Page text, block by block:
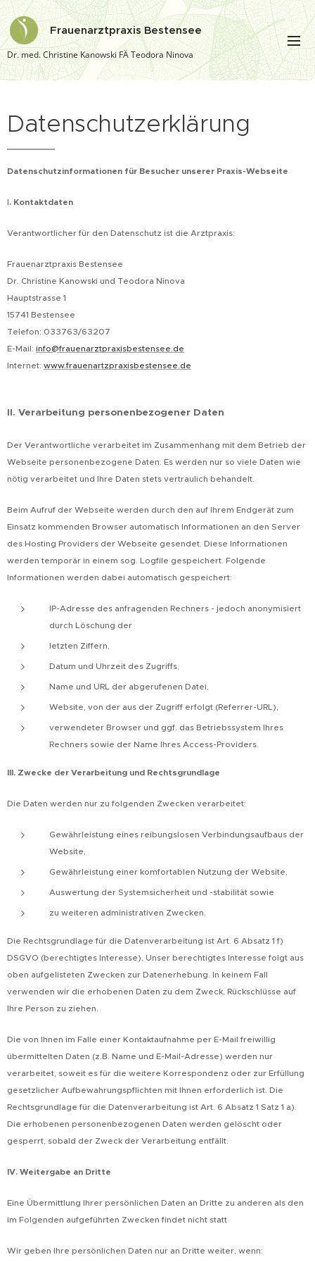
Frauenarztpraxis Bestensee
Dr. med. Christine Kanowski FÄ Teodora Ninova
Datenschutzerklärung
Datenschutzinformationen für Besucher unserer Praxis-Webseite
I. Kontaktdaten
Verantwortlicher für den Datenschutz ist die Arztpraxis:
Frauenarztpraxis Bestensee
Dr. Christine Kanowski und Teodora Ninova
Hauptstrasse 1
15741 Bestensee
Telefon: 033763/63207
E-Mail: info@frauenarztpraxisbestensee.de
Internet: www.frauenartzpraxisbestensee.de
II. Verarbeitung personenbezogener Daten
Der Verantwortliche verarbeitet im Zusammenhang mit dem Betrieb der
Webseite personenbezogene Daten. Es werden nur so viele Daten wie
nötig verarbeitet und Ihre Daten stets vertraulich behandelt.
Beim Aufruf der Webseite werden durch den auf Ihrem Endgerät zum
Einsatz kommenden Browser automatisch Informationen an den Server
des Hosting Providers der Webseite gesendet. Diese Informationen
werden temporär in einem sog. Logfile gespeichert. Folgende
Informationen werden dabei automatisch gespeichert:
IP-Adresse des anfragenden Rechners - jedoch anonymisiert
durch Löschung der
letzten Ziffern,
Datum und Uhrzeit des Zugriffs,
Name und URL der abgerufenen Datei,
Website, von der aus der Zugriff erfolgt (Referrer-URL),
verwendeter Browser und ggf. das Betriebssystem Ihres
Rechners sowie der Name Ihres Access-Providers.
III. Zwecke der Verarbeitung und Rechtsgrundlage
Die Daten werden nur zu folgenden Zwecken verarbeitet:
Gewährleistung eines reibungslosen Verbindungsaufbaus der
Website,
Gewährleistung einer komfortablen Nutzung der Website,
Auswertung der Systemsicherheit und -stabilität sowie
zu weiteren administrativen Zwecken.
Die Rechtsgrundlage für die Datenverarbeitung ist Art. 6 Absatz 1 f)
DSGVO (berechtigtes Interesse). Unser berechtigtes Interesse folgt aus
oben aufgelisteten Zwecken zur Datenerhebung. In keinem Fall
verwenden wir die erhobenen Daten zu dem Zweck, Rückschlüsse auf
Ihre Person zu ziehen.
Die von Ihnen im Falle einer Kontaktaufnahme per E-Mail freiwillig
übermittelten Daten (z.B. Name und E-Mail-Adresse) werden nur
verarbeitet, soweit es für die weitere Korrespondenz oder zur Erfüllung
gesetzlicher Aufbewahrungspflichten mit Ihnen erforderlich ist. Die
Rechtsgrundlage für die Datenverarbeitung ist Art. 6 Absatz 1 Satz 1 a).
Die erhobenen personenbezogenen Daten werden gelöscht oder
gesperrt, sobald der Zweck der Verarbeitung entfällt.
IV. Weitergabe an Dritte
Eine Übermittlung Ihrer persönlichen Daten an Dritte zu anderen als den
im Folgenden aufgeführten Zwecken findet nicht statt
Wir geben Ihre persönlichen Daten nur an Dritte weiter, wenn: